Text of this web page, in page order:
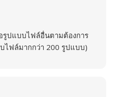
รูปแบบไฟล์อื่นตามต้องการ
ไฟล์มากกว่า 200 รูปแบบ)